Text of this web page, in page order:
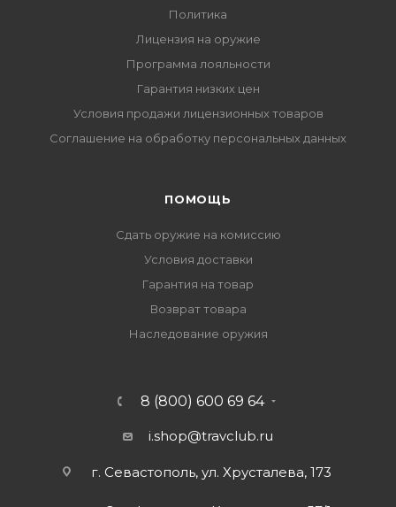
Политика
Лицензия на оружие
Программа лояльности
Гарантия низких цен
Условия продажи лицензионных товаров
Соглашение на обработку персональных данных
ПОМОЩЬ
Сдать оружие на комиссию
Условия доставки
Гарантия на товар
Возврат товара
Наследование оружия
8 (800) 600 69 64
i.shop@travclub.ru
г. Севастополь, ул. Хрусталева, 173